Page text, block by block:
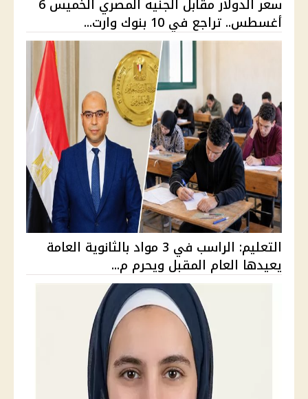
سعر الدولار مقابل الجنيه المصري الخميس 6
أغسطس.. تراجع في 10 بنوك وارت...
التعليم: الراسب في 3 مواد بالثانوية العامة
يعيدها العام المقبل ويحرم م...